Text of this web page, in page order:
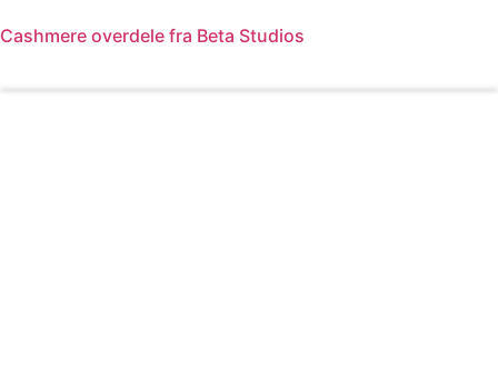
Cashmere overdele fra Beta Studios